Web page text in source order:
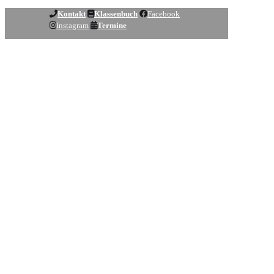
Kontakt Klassenbuch
Facebook
Instagram
Termine